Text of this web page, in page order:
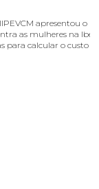
IIPEVCM apresentou o
as mulheres na
para calcular o custo